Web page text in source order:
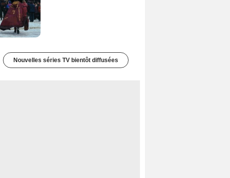
Nouvelles séries TV bientôt diffusées